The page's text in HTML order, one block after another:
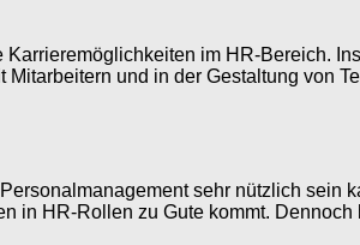
im HR-Bereich.
und in der Gestaltung von
sehr nützlich sein
in HR-Rollen zu Gute kommt. Dennoch